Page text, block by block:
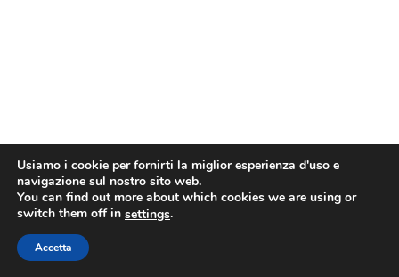
Usiamo i cookie per fornirti la miglior esperienza d'uso e
navigazione sul nostro sito web.
You can find out more about which cookies we are using or
switch them off in settings.
Accetta